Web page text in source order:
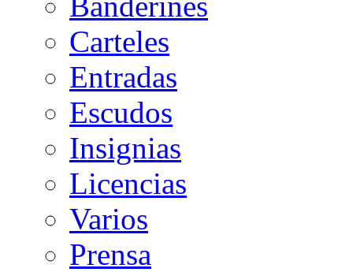
Carteles
Entradas
Escudos
Insignias
Licencias
Varios
Prensa